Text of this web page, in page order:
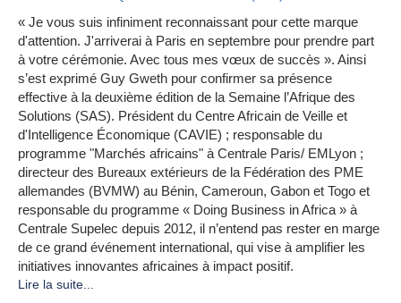
« Je vous suis infiniment reconnaissant pour cette marque
d'attention. J'arriverai à Paris en septembre pour prendre part
à votre cérémonie. Avec tous mes vœux de succès ». Ainsi
s’est exprimé Guy Gweth pour confirmer sa présence
effective à la deuxième édition de la Semaine l’Afrique des
Solutions (SAS). Président du Centre Africain de Veille et
d'Intelligence Économique (CAVIE) ; responsable du
programme "Marchés africains" à Centrale Paris/ EMLyon ;
directeur des Bureaux extérieurs de la Fédération des PME
allemandes (BVMW) au Bénin, Cameroun, Gabon et Togo et
responsable du programme « Doing Business in Africa » à
Centrale Supelec depuis 2012, il n’entend pas rester en marge
de ce grand événement international, qui vise à amplifier les
initiatives innovantes africaines à impact positif.
Lire la suite...